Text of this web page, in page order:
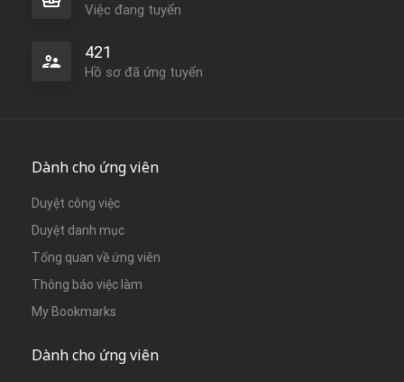
Việc đang tuyển
421
Hồ sơ đã ứng tuyển
Dành cho ứng viên
Duyệt công việc
Duyệt danh mục
Tổng quan về ứng viên
Thông báo việc làm
My Bookmarks
Dành cho ứng viên